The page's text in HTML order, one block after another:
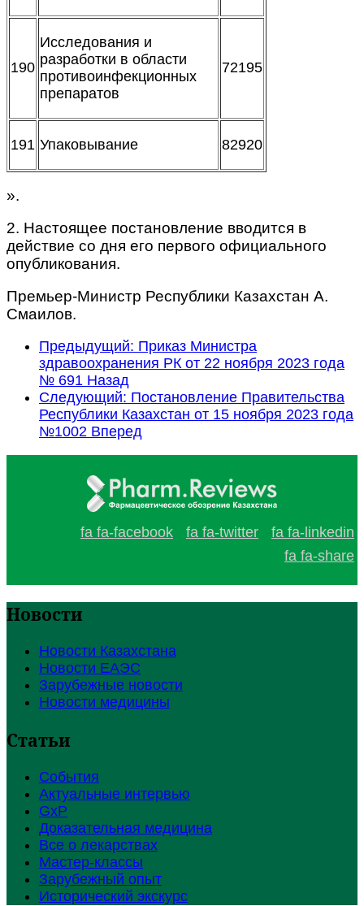
190
Исследования и
разработки в области
противоинфекционных
препаратов
72195
191 Упаковывание 82920
».
2. Настоящее постановление вводится в
действие со дня его первого официального
опубликования.
Премьер-Министр Республики Казахстан А.
Смаилов.
Предыдущий: Приказ Министра
здравоохранения РК от 22 ноября 2023 года
№ 691 Назад
Следующий: Постановление Правительства
Республики Казахстан от 15 ноября 2023 года
№1002 Вперед
fa fa-facebook fa fa-twitter
fa fa-linkedin
fa fa-share
Новости
Новости Казахстана
Новости ЕАЭС
Зарубежные новости
Новости медицины
Статьи
События
Актуальные интервью
GxP
Доказательная медицина
Все о лекарствах
Мастер-классы
Зарубежный опыт
Исторический экскурс